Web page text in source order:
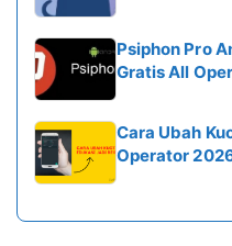
Psiphon Pro
Gratis All
Cara Ubah
Operator